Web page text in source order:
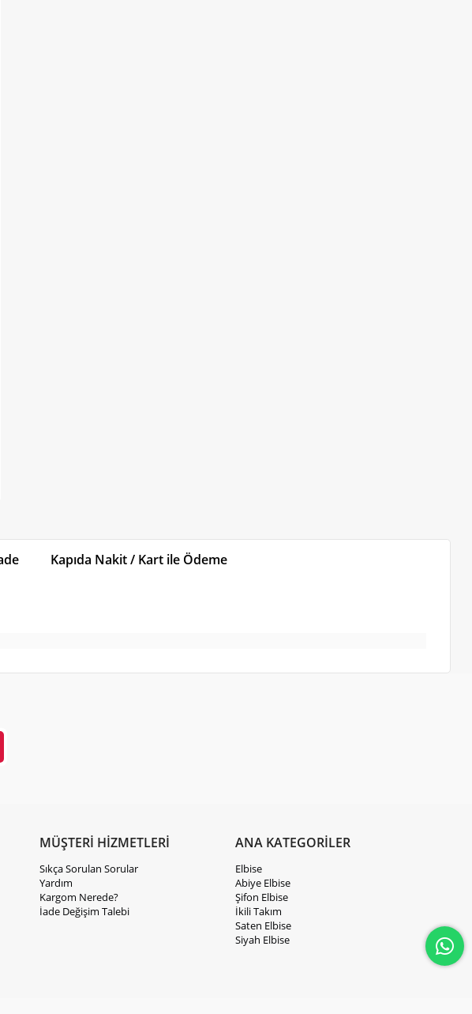
Kapıda Nakit / Kart ile Ödeme
MÜŞTERİ HİZMETLERİ
Sıkça Sorulan Sorular
Yardım
Kargom Nerede?
İade Değişim Talebi
ANA KATEGORİLER
Elbise
Abiye Elbise
Şifon Elbise
İkili Takım
Saten Elbise
Siyah Elbise